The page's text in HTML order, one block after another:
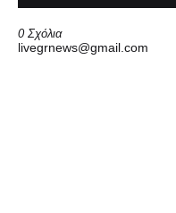
0 Σχόλια
livegrnews@gmail.com